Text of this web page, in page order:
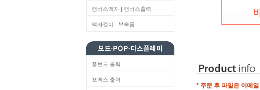
캔버스액자 | 캔버스출력
액자걸이 | 부속품
폼보드 출력
포맥스 출력
* 주문 후 파일은 이메일